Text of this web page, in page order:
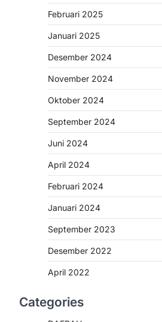
Februari 2025
Januari 2025
Desember 2024
November 2024
Oktober 2024
September 2024
Juni 2024
April 2024
Februari 2024
Januari 2024
September 2023
Desember 2022
April 2022
Categories